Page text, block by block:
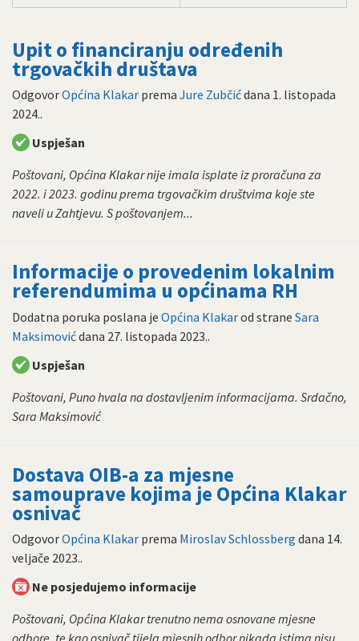
Upit o financiranju određenih
trgovačkih društava
OdgovorOpćina Klakar prema Jure Zubčićdana 1. listopada
2024..
Uspješan
Poštovani, Općina Klakar nije imala isplate iz proračuna za
2022. i 2023. godinu prema trgovačkim društvima koje ste
naveli u Zahtjevu. S poštovanjem...
Informacije o provedenim lokalnim
referendumima u općinama RH
Dodatna poruka poslana je Općina Klakarod strane Sara
Maksimovićdana 27. listopada 2023..
Uspješan
Poštovani, Puno hvala na dostavljenim informacijama. Srdačno,
Sara Maksimović
Dostava OIB-a za mjesne
samouprave kojima je Općina Klakar
osnivač
OdgovorOpćina Klakar prema Miroslav Schlossberg dana 14.
veljače 2023..
Ne posjedujemo informacije
Poštovani, Općina Klakar trenutno nema osnovane mjesne
odbore, te kao osnivač tijela mjesnih odbor nikada istima nisu